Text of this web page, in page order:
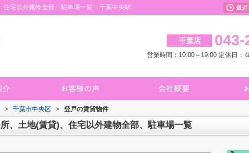
千葉市中央区登戸の賃貸、店舗、事務所、土地(賃貸)、住宅以外建物全部、駐車場一覧｜千葉中央駅のぴよぴよ不動産 千葉店
千葉店 043-
営業時間：10:00～19:00 定休日：
> 千葉市中央区 > 登戸の賃貸物件
、土地(賃貸)、住宅以外建物全部、駐車場一覧